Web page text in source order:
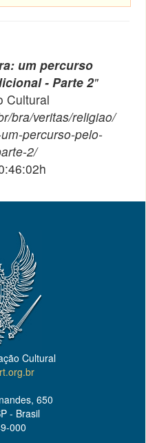
um percurso
- Parte 2"
Cultural
bra/veritas/religiao/
percurso-pelo-
2/
Cultural
650
- Brasil
000